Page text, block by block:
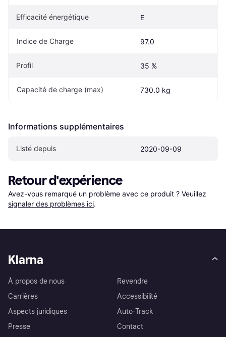
Efficacité énergétique E
Indice de Charge 97.0
Profil 35 %
Capacité de charge (max) 730.0 kg
Informations supplémentaires
Listé depuis 2020-09-09
Retour d'expérience
Avez-vous remarqué un problème avec ce produit ? Veuillez
signaler des problèmes ici.
Klarna
À propos de nous
Carrières
Aspects juridiques
Presse
Revendre
Accessibilité
Auto-Track
Contact